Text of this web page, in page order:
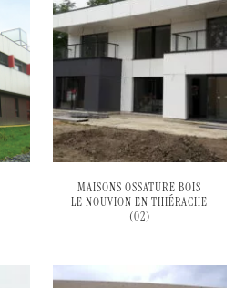
MAISONS OSSATURE BOIS
LE NOUVION EN THIÉRACHE
(02)